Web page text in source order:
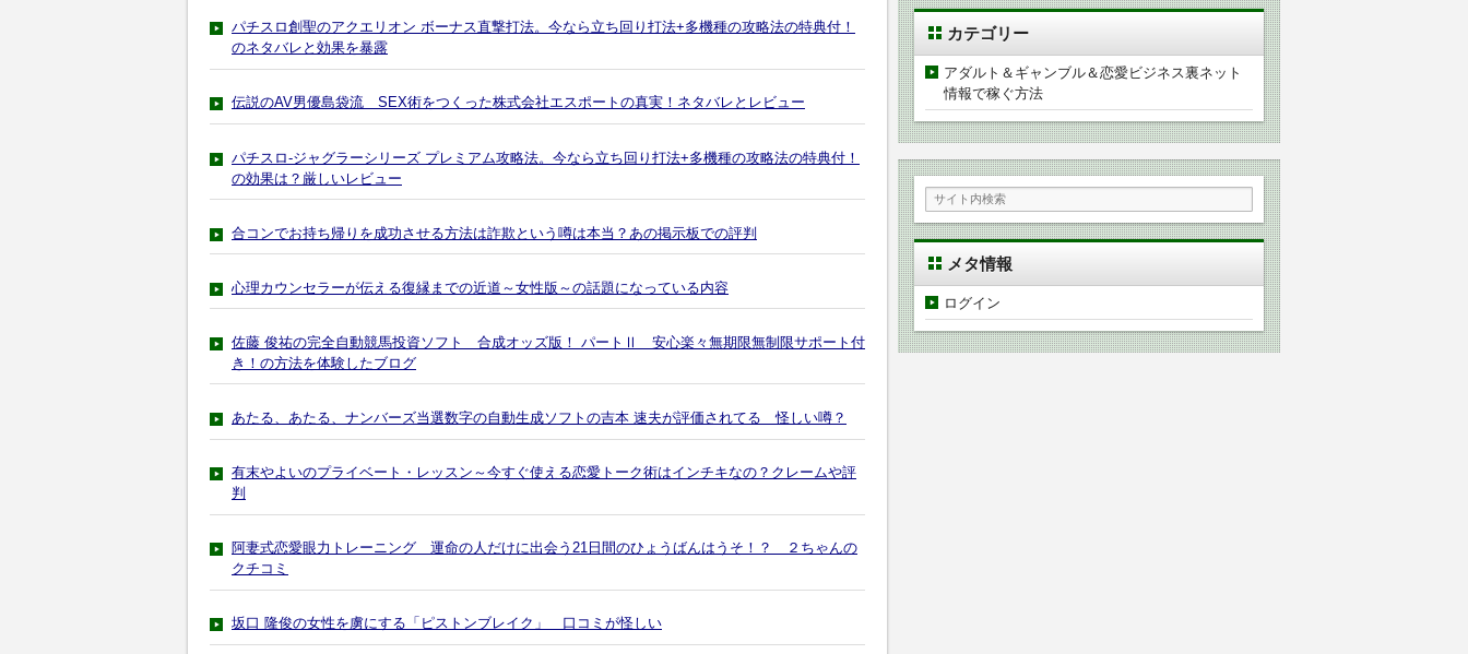
パチスロ創聖のアクエリオン ボーナス直撃打法。今なら立ち回り打法+多機種の攻略法の特典付！
のネタバレと効果を暴露
伝説のAV男優島袋流 SEX術をつくった株式会社エスポートの真実！ネタバレとレビュー
パチスロ-ジャグラーシリーズ プレミアム攻略法。今なら立ち回り打法+多機種の攻略法の特典付！
の効果は？厳しいレビュー
合コンでお持ち帰りを成功させる方法は詐欺という噂は本当？あの掲示板での評判
心理カウンセラーが伝える復縁までの近道～女性版～の話題になっている内容
佐藤 俊祐の完全自動競馬投資ソフト 合成オッズ版！ パートⅡ 安心楽々無期限無制限サポート付
き！の方法を体験したブログ
あたる、あたる、ナンバーズ当選数字の自動生成ソフトの吉本 速夫が評価されてる 怪しい噂？
有末やよいのプライベート・レッスン～今すぐ使える恋愛トーク術はインチキなの？クレームや評
判
阿妻式恋愛眼力トレーニング 運命の人だけに出会う21日間のひょうばんはうそ！？ ２ちゃんの
クチコミ
坂口 隆俊の女性を虜にする「ピストンブレイク」 口コミが怪しい
カ
イ
ブ
カテゴリー
アダルト＆ギャンブル＆恋愛ビジネス裏ネット
情報で稼ぐ方法
メタ情報
ログイン